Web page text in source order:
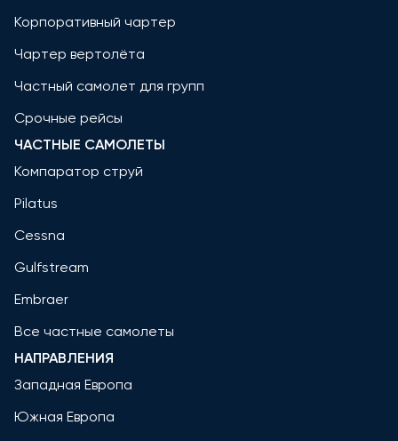
Корпоративный чартер
Чартер вертолёта
Частный самолет для групп
Срочные рейсы
ЧАСТНЫЕ САМОЛЕТЫ
Компаратор струй
Pilatus
Cessna
Gulfstream
Embraer
Все частные самолеты
НАПРАВЛЕНИЯ
Западная Европа
Южная Европа